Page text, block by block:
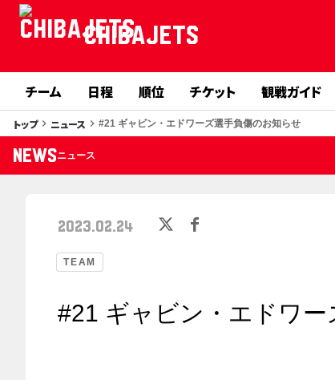
CHIBAJETS
チーム 日程 順位 チケット 観戦ガイド
トップkeyboard_arrow_right ニュース keyboard_arrow_right #21 ギャビン・エドワーズ選手負傷のお知らせ
NEWSニュース
TEAM
2023.02.24
#21 ギャビン・エドワ